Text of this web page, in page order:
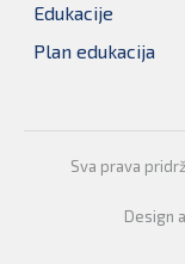
Edukacije
Plan edukacija
Sva prava
Design